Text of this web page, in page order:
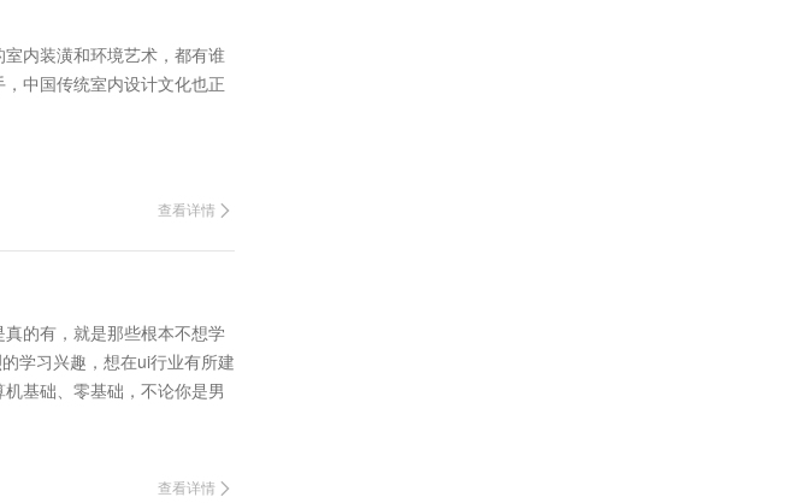
内装潢和环境艺术，都有谁
中国传统室内设计文化也正
查看详情
的有，就是那些根本不想学
学习兴趣，想在ui行业有所建
基础、零基础，不论你是男
查看详情